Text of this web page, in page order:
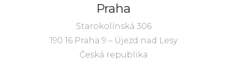
Praha
Starokolínská 306
190 16 Praha 9 – Újezd nad Lesy
Česká republika